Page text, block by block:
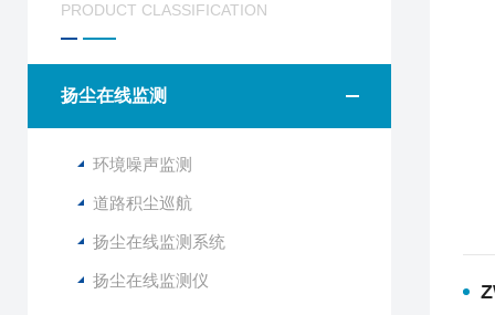
PRODUCT CLASSIFICATION
扬尘在线监测
环境噪声监测
道路积尘巡航
扬尘在线监测系统
扬尘在线监测仪